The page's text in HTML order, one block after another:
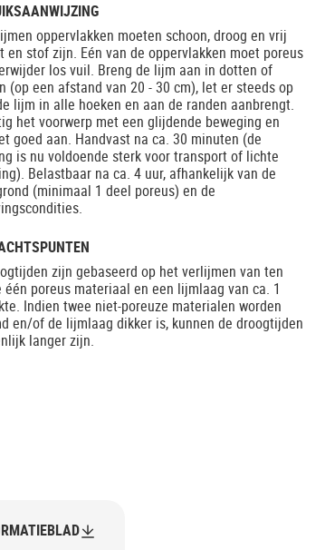
oppervlakken moeten schoon, droog en vrij
en stof zijn. Eén van de oppervlakken moet poreus
los vuil. Breng de lijm aan in dotten of
(op een afstand van 20 - 30 cm), let er steeds op
lijm in alle hoeken en aan de randen aanbrengt.
het voorwerp met een glijdende beweging en
goed aan. Handvast na ca. 30 minuten (de
is nu voldoende sterk voor transport of lichte
Belastbaar na ca. 4 uur, afhankelijk van de
(minimaal 1 deel poreus) en de
zijn gebaseerd op het verlijmen van ten
één poreus materiaal en een lijmlaag van ca. 1
Indien twee niet-poreuze materialen worden
en/of de lijmlaag dikker is, kunnen de droogtijden
langer zijn.